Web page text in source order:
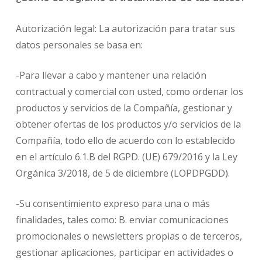
Autorización legal: La autorización para tratar sus
datos personales se basa en:
-Para llevar a cabo y mantener una relación
contractual y comercial con usted, como ordenar los
productos y servicios de la Compañía, gestionar y
obtener ofertas de los productos y/o servicios de la
Compañía, todo ello de acuerdo con lo establecido
en el artículo 6.1.B del RGPD. (UE) 679/2016 y la Ley
Orgánica 3/2018, de 5 de diciembre (LOPDPGDD).
-Su consentimiento expreso para una o más
finalidades, tales como: B. enviar comunicaciones
promocionales o newsletters propias o de terceros,
gestionar aplicaciones, participar en actividades o